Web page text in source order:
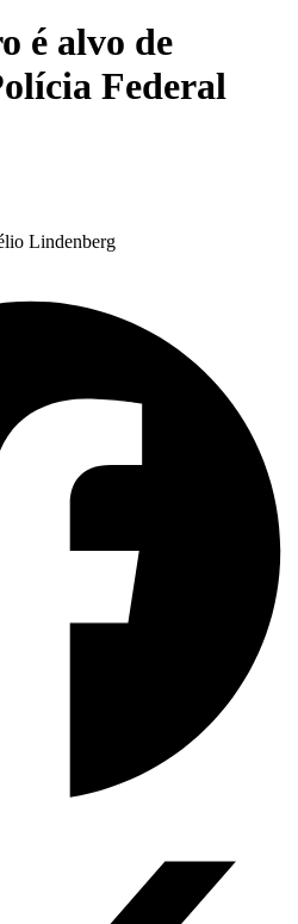
é alvo de
Federal
Lindenberg